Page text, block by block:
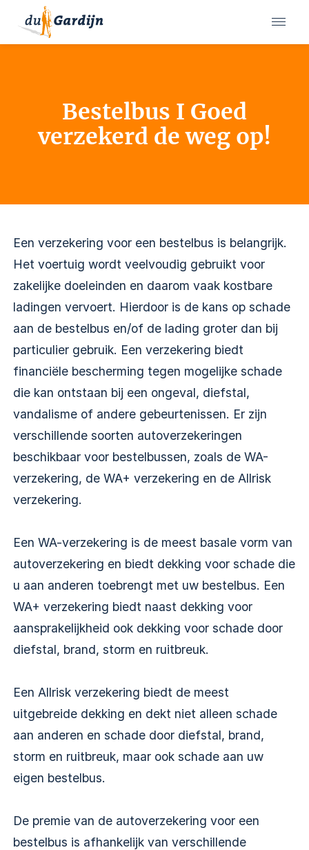
Bestelbus I Goed
verzekerd de weg op!
Een verzekering voor een bestelbus is belangrijk.
Het voertuig wordt veelvoudig gebruikt voor
zakelijke doeleinden en daarom vaak kostbare
ladingen vervoert. Hierdoor is de kans op schade
aan de bestelbus en/of de lading groter dan bij
particulier gebruik. Een verzekering biedt
financiële bescherming tegen mogelijke schade
die kan ontstaan bij een ongeval, diefstal,
vandalisme of andere gebeurtenissen. Er zijn
verschillende soorten autoverzekeringen
beschikbaar voor bestelbussen, zoals de WA-
verzekering, de WA+ verzekering en de Allrisk
verzekering.
Een WA-verzekering is de meest basale vorm van
autoverzekering en biedt dekking voor schade die
u aan anderen toebrengt met uw bestelbus. Een
WA+ verzekering biedt naast dekking voor
aansprakelijkheid ook dekking voor schade door
diefstal, brand, storm en ruitbreuk.
Een Allrisk verzekering biedt de meest
uitgebreide dekking en dekt niet alleen schade
aan anderen en schade door diefstal, brand,
storm en ruitbreuk, maar ook schade aan uw
eigen bestelbus.
De premie van de autoverzekering voor een
bestelbus is afhankelijk van verschillende